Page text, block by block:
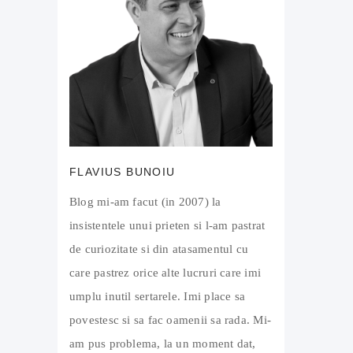
FLAVIUS BUNOIU
Blog mi-am facut (in 2007) la
insistentele unui prieten si l-am pastrat
de curiozitate si din atasamentul cu
care pastrez orice alte lucruri care imi
umplu inutil sertarele. Imi place sa
povestesc si sa fac oamenii sa rada. Mi-
am pus problema, la un moment dat,